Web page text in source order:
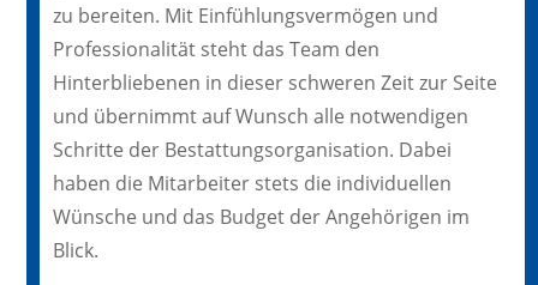
zu bereiten. Mit Einfühlungsvermögen und
Professionalität steht das Team den
Hinterbliebenen in dieser schweren Zeit zur Seite
und übernimmt auf Wunsch alle notwendigen
Schritte der Bestattungsorganisation. Dabei
haben die Mitarbeiter stets die individuellen
Wünsche und das Budget der Angehörigen im
Blick.